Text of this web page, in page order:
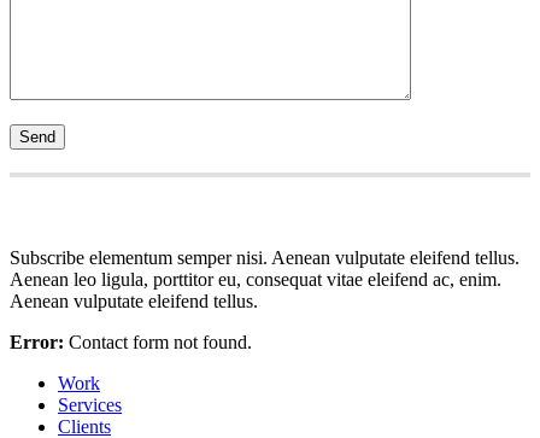
Subscribe elementum semper nisi. Aenean vulputate eleifend tellus.
Aenean leo ligula, porttitor eu, consequat vitae eleifend ac, enim.
Aenean vulputate eleifend tellus.
Error: Contact form not found.
Work
Services
Clients